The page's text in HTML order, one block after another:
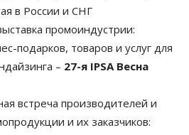
в России и СНГ
промоиндустрии:
подарков, товаров и услуг для
– 27-я IPSA Весна
встреча производителей и
и их заказчиков: